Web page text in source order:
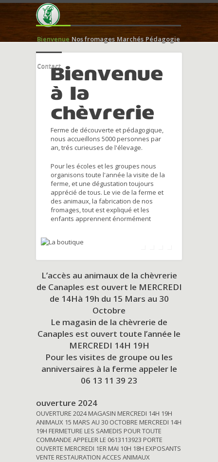
Bienvenue Nos fromages Marchés Pédagogie
ContactBienvenue
à la
chèvrerie
Ferme de découverte et pédagogique,
nous accueillons 5000 personnes par
an, trés curieuses de l'élevage.
Pour les écoles et les groupes nous
organisons toute l'année la visite de la
ferme, et une dégustation toujours
apprécié de tous. Le vie de la ferme et
des animaux, la fabrication de nos
fromages, tout est expliqué et les
enfants apprennent énormément
L’accès au animaux de la chèvrerie
de Canaples est ouvert le MERCREDI
de 14Hà 19h du 15 Mars au 30
Octobre
Le magasin de la chèvrerie de
Canaples est ouvert toute l’année le
MERCREDI 14H 19H
Pour les visites de groupe ou les
anniversaires à la ferme appeler le
06 13 11 39 23
ouverture 2024
OUVERTURE 2024 MAGASIN MERCREDI 14H 19H
ANIMAUX 15 MARS AU 30 OCTOBRE MERCREDI 14H
19H FERMETURE LES SAMEDIS POUR TOUTE
COMMANDE APPELER LE 0613113923 PORTE
OUVERTE MERCREDI 1ER MAI 10H 18H EXPOSANTS
VENTE RESTAURATION ACCES ANIMAUX